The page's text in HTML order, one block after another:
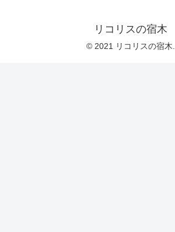
リコリスの宿木
© 2021 リコリスの宿木.